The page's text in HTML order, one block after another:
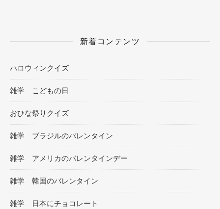
新着コンテンツ
ハロウィンクイズ
雑学 こどもの日
おひな祭りクイズ
雑学 ブラジルのバレンタイン
雑学 アメリカのバレンタインデー
雑学 韓国のバレンタイン
雑学 日本にチョコレート